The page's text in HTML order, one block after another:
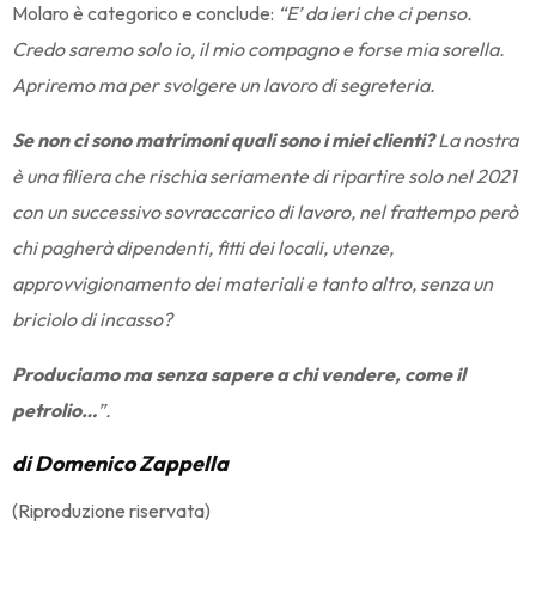
Molaro è categorico e conclude: “E’ da ieri che ci penso.
Credo saremo solo io, il mio compagno e forse mia sorella.
Apriremo ma per svolgere un lavoro di segreteria.
Se non ci sono matrimoni quali sono i miei clienti?La nostra
è una filiera che rischia seriamente di ripartire solo nel 2021
con un successivo sovraccarico di lavoro, nel frattempo però
chi pagherà dipendenti, fitti dei locali, utenze,
approvvigionamento dei materiali e tanto altro, senza un
briciolo di incasso?
Produciamo ma senza sapere a chi vendere, come il
petrolio…”.
di Domenico Zappella
(Riproduzione riservata)